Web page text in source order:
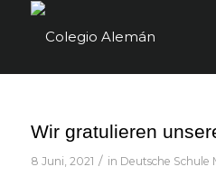
Wir gratulieren
8 Juni, 2021 / in Deutsche Schule